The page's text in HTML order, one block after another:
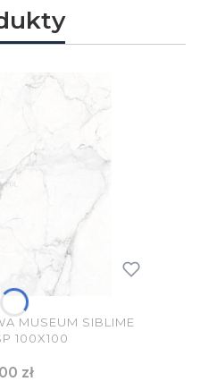
MUSEUM SIBLIME
100X100
zł